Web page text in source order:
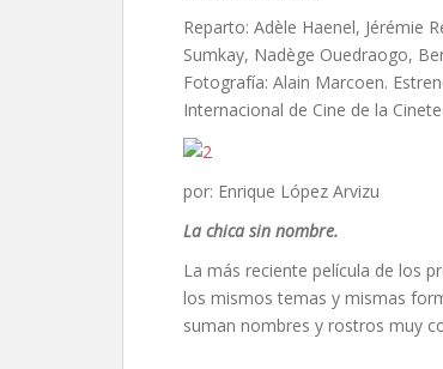
Reparto: Adèle Haenel, Jérémie
Sumkay, Nadège Ouedraogo,
Fotografía: Alain Marcoen.
Internacional de Cine de la
por: Enrique López Arvizu
La chica sin nombre.
La más reciente película de los
los mismos temas y mismas
suman nombres y rostros muy